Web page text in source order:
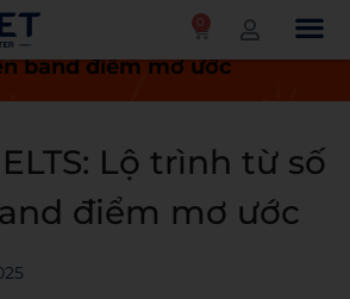
0
Phá đảo IELTS: Lộ
band điểm mơ ước
Lộ trình từ số
điểm mơ ước